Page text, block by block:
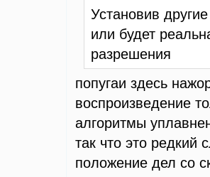
Установив
или будет
разрешения
попугаи здесь
воспроизведение
алгоритмы
так что это редкий
положение дел со